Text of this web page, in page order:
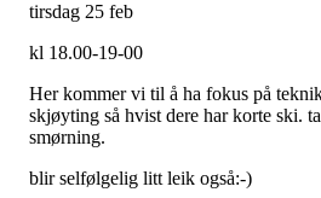
tirsdag 25 feb
kl 18.00-19-00
Her kommer vi til å ha fokus på
skjøyting så hvist dere har korte ski.
smørning.
blir selfølgelig litt leik også:-)